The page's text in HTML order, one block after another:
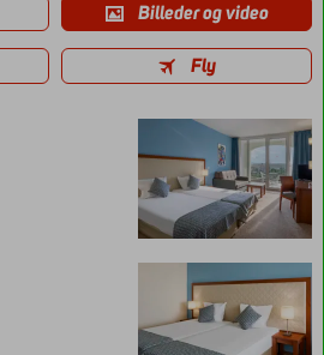
Billeder og video
Fly